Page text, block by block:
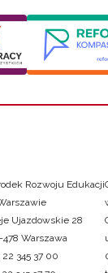
Rozwoju Edukacji
Ujazdowskie 28
Warszawa
345 37 00